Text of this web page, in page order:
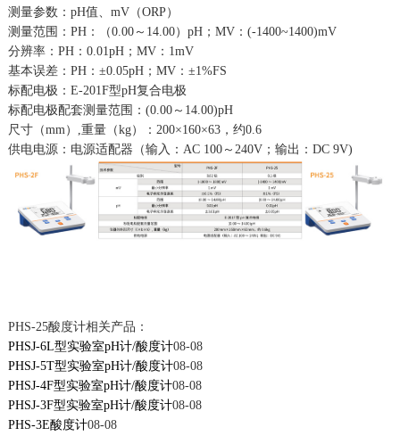
测量参数：pH值、mV（ORP）
测量范围：PH：（0.00～14.00）pH；MV：(-1400~1400)mV
分辨率：PH：0.01pH；MV：1mV
基本误差：PH：±0.05pH；MV：±1%FS
标配电极：E-201F型pH复合电极
标配电极配套测量范围：(0.00～14.00)pH
尺寸（mm）,重量（kg）：200×160×63，约0.6
供电电源：电源适配器（输入：AC 100～240V；输出：DC 9V)
PHS-25酸度计相关产品：
PHSJ-6L型实验室pH计/酸度计08-08
PHSJ-5T型实验室pH计/酸度计08-08
PHSJ-4F型实验室pH计/酸度计08-08
PHSJ-3F型实验室pH计/酸度计08-08
PHS-3E酸度计08-08